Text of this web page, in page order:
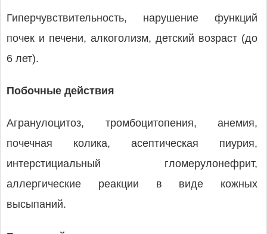
Гиперчувствительность, нарушение функций
почек и печени, алкоголизм, детский возраст (до
6 лет).
Побочные действия
Агранулоцитоз, тромбоцитопения, анемия,
почечная колика, асептическая пиурия,
интерстициальный гломерулонефрит,
аллергические реакции в виде кожных
высыпаний.